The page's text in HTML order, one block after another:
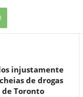
​​injustamente
de drogas
de Toronto